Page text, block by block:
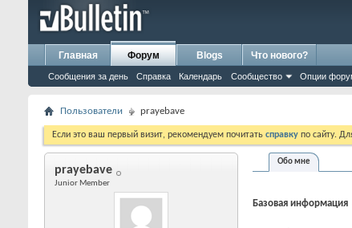
Главная Форум
Сообщения за день Справка Календарь Сообщество Опции
Blogs Что нового?
Пользователи prayebave
Если это ваш первый визит, рекомендуем почитать справку по сайту.
prayebave
Junior Member
Обо мне
Базовая информация